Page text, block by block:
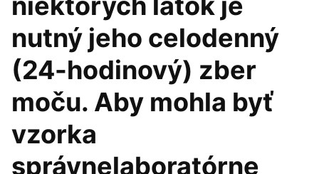
nutný jeho celodenný
(24-hodinový) zber
moču. Aby mohla byť
vzorka
správnelaboratórne